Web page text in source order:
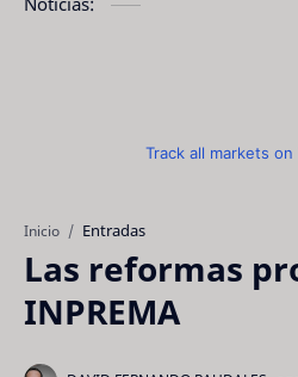
Track all markets on
Inicio Entradas
Las reformas
INPREMA